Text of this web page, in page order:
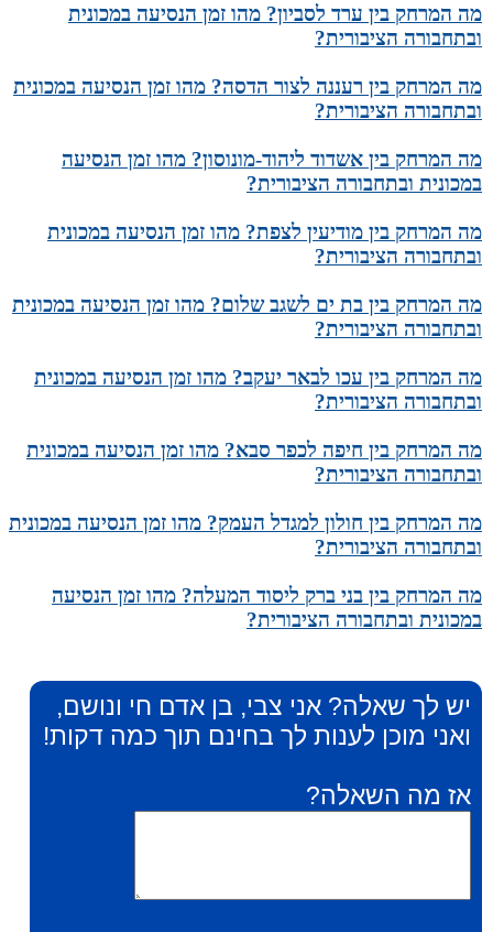
מה המרחק בין ערד לסביון? מהו זמן הנסיעה במכונית
ובתחבורה הציבורית?
מה המרחק בין רעננה לצור הדסה? מהו זמן הנסיעה במכונית
ובתחבורה הציבורית?
מה המרחק בין אשדוד ליהוד-מונוסון? מהו זמן הנסיעה
במכונית ובתחבורה הציבורית?
מה המרחק בין מודיעין לצפת? מהו זמן הנסיעה במכונית
ובתחבורה הציבורית?
מה המרחק בין בת ים לשגב שלום? מהו זמן הנסיעה במכונית
ובתחבורה הציבורית?
מה המרחק בין עכו לבאר יעקב? מהו זמן הנסיעה במכונית
ובתחבורה הציבורית?
מה המרחק בין חיפה לכפר סבא? מהו זמן הנסיעה במכונית
ובתחבורה הציבורית?
מה המרחק בין חולון למגדל העמק? מהו זמן הנסיעה במכונית
ובתחבורה הציבורית?
מה המרחק בין בני ברק ליסוד המעלה? מהו זמן הנסיעה
במכונית ובתחבורה הציבורית?
יש לך שאלה? אני צבי, בן אדם חי ונושם,
ואני מוכן לענות לך בחינם תוך כמה דקות!
אז מה השאלה?